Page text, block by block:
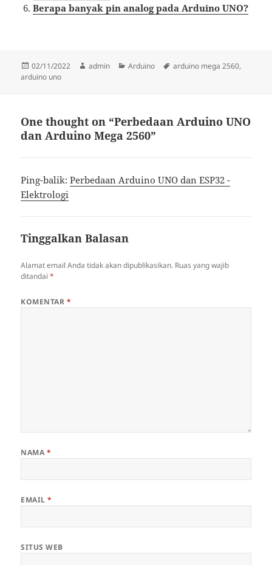
Berapa banyak pin analog pada Arduino UNO?
Diposkan
pada
02/11/2022 Penulis
admin Kategori
Arduino Tag
arduino mega 2560,
arduino uno
One thought on “Perbedaan Arduino UNO
dan Arduino Mega 2560”
Ping-balik:Perbedaan Arduino UNO dan ESP32 -
Elektrologi
Tinggalkan Balasan
Alamat email Anda tidak akan dipublikasikan. Ruas yang wajib
ditandai*
KOMENTAR *
NAMA *
EMAIL*
SITUS WEB